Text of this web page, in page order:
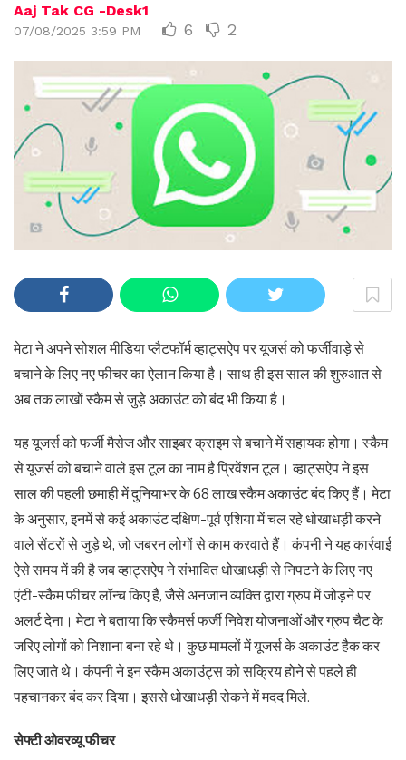
Aaj Tak CG -Desk1
07/08/2025 3:59 PM 6 2
मेटा ने अपने सोशल मीडिया प्लैटफॉर्म व्हाट्सऐप पर यूजर्स को फर्जीवाड़े से
बचाने के लिए नए फीचर का ऐलान किया है। साथ ही इस साल की शुरुआत से
अब तक लाखों स्कैम से जुड़े अकाउंट को बंद भी किया है।
यह यूजर्स को फर्जी मैसेज और साइबर क्राइम से बचाने में सहायक होगा। स्कैम
से यूजर्स को बचाने वाले इस टूल का नाम है प्रिवेंशन टूल। व्हाट्सऐप ने इस
साल की पहली छमाही में दुनियाभर के 68 लाख स्कैम अकाउंट बंद किए हैं। मेटा
के अनुसार, इनमें से कई अकाउंट दक्षिण-पूर्व एशिया में चल रहे धोखाधड़ी करने
वाले सेंटरों से जुड़े थे, जो जबरन लोगों से काम करवाते हैं। कंपनी ने यह कार्रवाई
ऐसे समय में की है जब व्हाट्सऐप ने संभावित धोखाधड़ी से निपटने के लिए नए
एंटी-स्कैम फीचर लॉन्च किए हैं, जैसे अनजान व्यक्ति द्वारा ग्रुप में जोड़ने पर
अलर्ट देना। मेटा ने बताया कि स्कैमर्स फर्जी निवेश योजनाओं और ग्रुप चैट के
जरिए लोगों को निशाना बना रहे थे। कुछ मामलों में यूजर्स के अकाउंट हैक कर
लिए जाते थे। कंपनी ने इन स्कैम अकाउंट्स को सक्रिय होने से पहले ही
पहचानकर बंद कर दिया। इससे धोखाधड़ी रोकने में मदद मिले.
सेफ्टी ओवरव्यू फीचर